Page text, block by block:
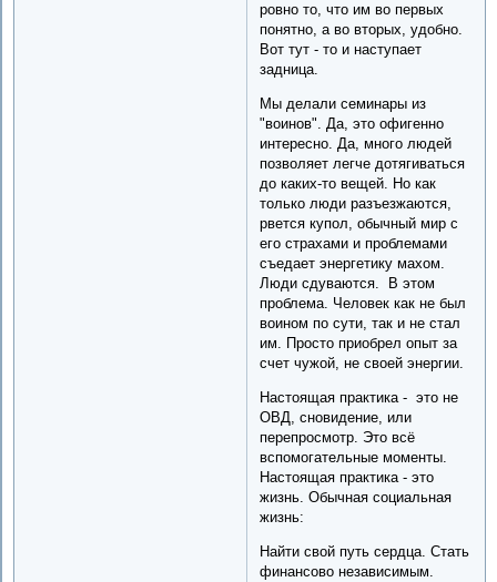
ровно то, что им во первых
понятно, а во вторых, удобно.
Вот тут - то и наступает
задница.
Мы делали семинары из
"воинов". Да, это офигенно
интересно. Да, много людей
позволяет легче дотягиваться
до каких-то вещей. Но как
только люди разъезжаются,
рвется купол, обычный мир с
его страхами и проблемами
съедает энергетику махом.
Люди сдуваются. В этом
проблема. Человек как не был
воином по сути, так и не стал
им. Просто приобрел опыт за
счет чужой, не своей энергии.
Настоящая практика - это не
ОВД, сновидение, или
перепросмотр. Это всё
вспомогательные моменты.
Настоящая практика - это
жизнь. Обычная социальная
жизнь:
Найти свой путь сердца. Стать
финансово независимым.